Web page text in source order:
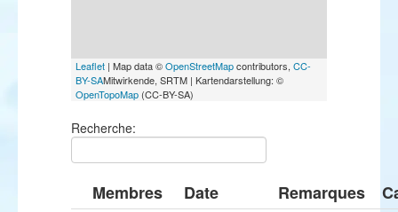
Leaflet | Map data ©OpenStreetMapcontributors, CC-
BY-SAMitwirkende, SRTM | Kartendarstellung: ©
OpenTopoMap (CC-BY-SA)
Recherche:
Membres Date Remarques